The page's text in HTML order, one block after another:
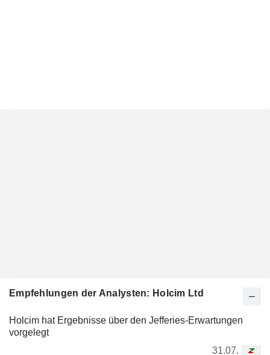
Empfehlungen der Analysten: Holcim Ltd
Holcim hat Ergebnisse über den Jefferies-Erwartungen
vorgelegt
31.07.